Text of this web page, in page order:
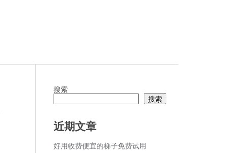
搜索
搜索
近期文章
好用收费便宜的梯子免费试用